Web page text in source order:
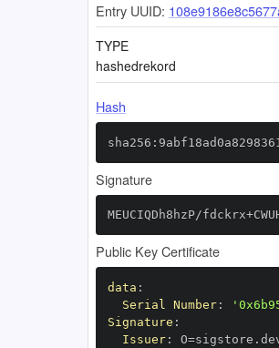
Entry UUID:
TYPE
hashedrekord
Hash
Signature
MEUCIQDh8hzP/
Public Key Certificate
data :
Serial Number:
Signature :
Issuer: